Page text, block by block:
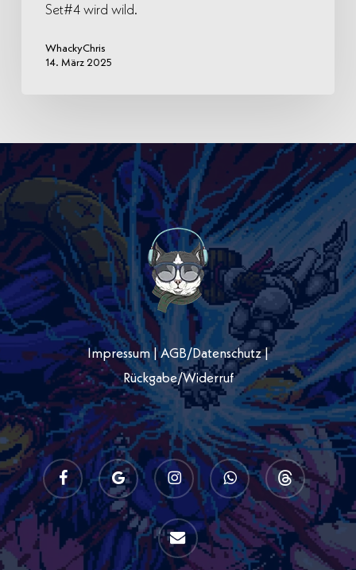
Set#4 wird wild.
WhackyChris
14. März 2025
Impressum|AGB/Datenschutz|
Rückgabe/Widerruf
facebook
google-
plus
instagram whatsapp threads
email